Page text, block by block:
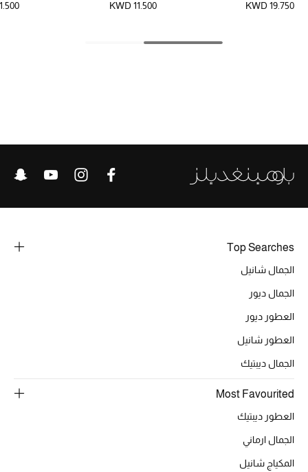
الحقائب
حقائب رجالية
أبرز المصممين
تسوقوا الحقائب
الموسم الجديد
أحذية النسائية
KWD 19.750
KWD 11.500
Top Searches
الجمال شانيل
الجمال ديور
العطور ديور
العطور شانيل
الجمال ديبتيك
Most Favourited
العطور ديبتيك
الجمال ارماني
المكياج شانيل